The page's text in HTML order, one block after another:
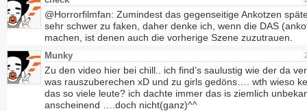
@Horrorfilmfan: Zumindest das gegenseitige Ankotzen
sehr schwer zu faken, daher denke ich, wenn die DAS
machen, ist denen auch die vorherige Szene zuzutrauen.
Munky
Zu den video hier bei chill.. ich find’s saulustig wie der da
was rauszuberechen xD und zu girls gedöns…. wth wieso
das so viele leute? ich dachte immer das is ziemlich
anscheinend ….doch nicht(ganz)^^